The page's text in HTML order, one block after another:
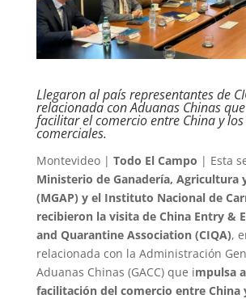
Llegaron al país representantes de
relacionada con Aduanas Chinas
facilitar el comercio entre China y los
comerciales.
Montevideo | Todo El Campo | Esta
Ministerio de Ganadería, Agricultura
(MGAP) y el Instituto Nacional de
recibieron la visita de China Entry &
and Quarantine Association (CIQA),
relacionada con la Administración
Aduanas Chinas (GACC) que impulsa
facilitación del comercio entre China